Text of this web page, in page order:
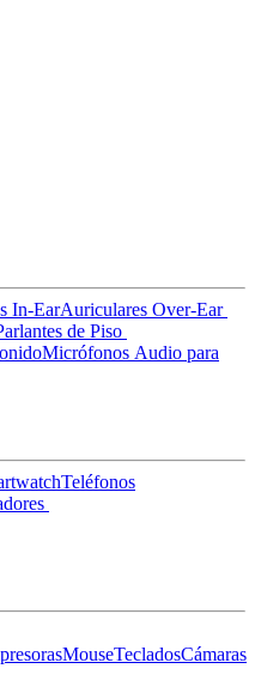
In-EarAuriculares Over-Ear
de Piso
Micrófonos Audio para
Teléfonos
MouseTecladosCámaras